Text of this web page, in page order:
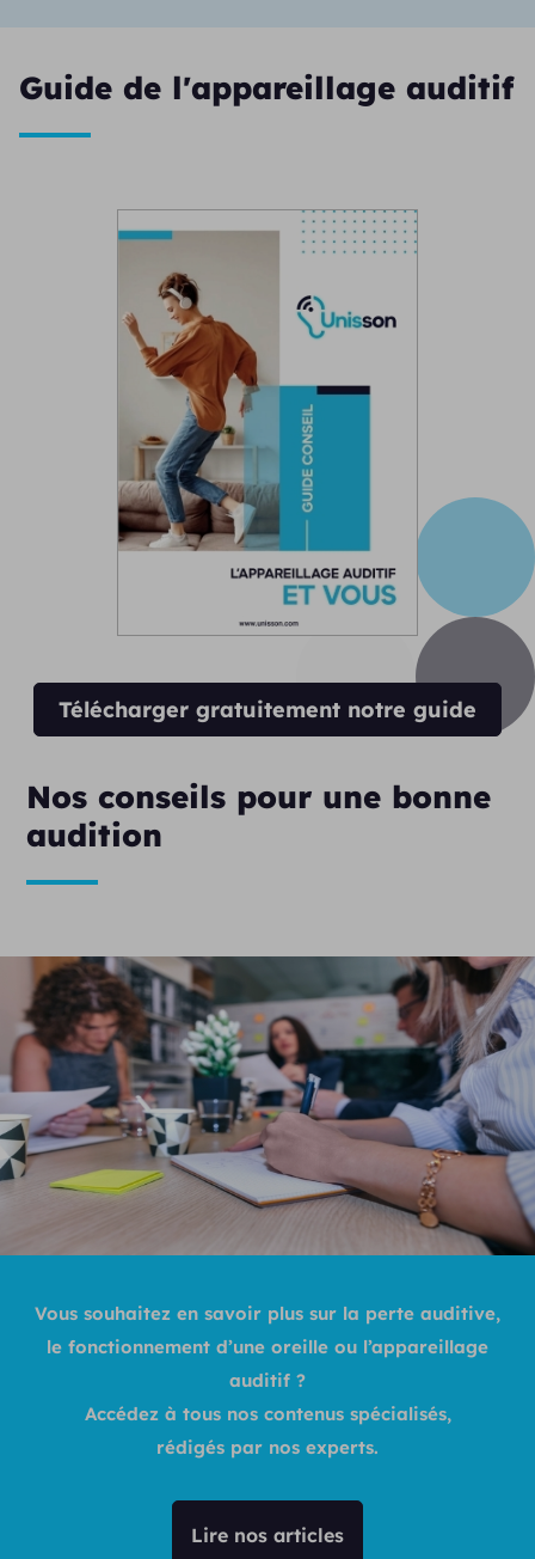
Guide de l'appareillage auditif
Télécharger gratuitement notre guide
Nos conseils pour une bonne
audition
Vous souhaitez en savoir plus sur la perte auditive,
le fonctionnement d’une oreille ou l’appareillage
auditif ?
Accédez à tous nos contenus spécialisés,
rédigés par nos experts.
Lire nos articles